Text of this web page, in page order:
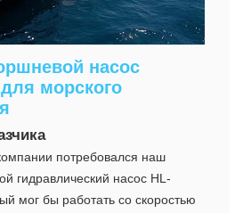
насос
морского
потребовался наш
гидравлический насос HL-
мог бы работать со скоростью